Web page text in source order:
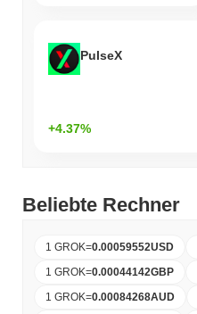
PulseX
+4.37%
Beliebte Rechner
1 GROK=0.00059552USD
1 GROK=0.00044142GBP
1 GROK=0.00084268AUD